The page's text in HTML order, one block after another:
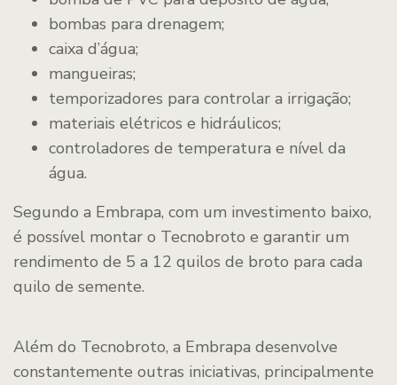
bombas para drenagem;
caixa d’água;
mangueiras;
temporizadores para controlar a irrigação;
materiais elétricos e hidráulicos;
controladores de temperatura e nível da
água.
Segundo a Embrapa, com um investimento baixo,
é possível montar o Tecnobroto e garantir um
rendimento de 5 a 12 quilos de broto para cada
quilo de semente.
Além do Tecnobroto, a Embrapa desenvolve
constantemente outras iniciativas, principalmente